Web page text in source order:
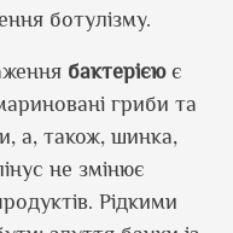
ботулізму.
бактерієює
гриби та
а, також, шинка,
не змінює
Рідкими